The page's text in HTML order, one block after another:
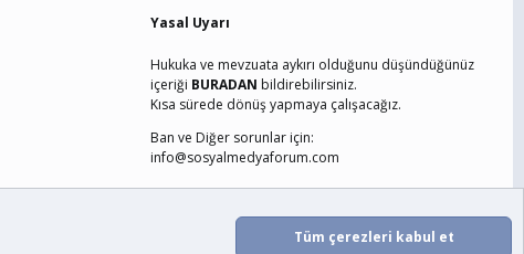
Yasal Uyarı
Hukuka ve mevzuata aykırı olduğunu düşündüğünüz
içeriği BURADAN bildirebilirsiniz.
Kısa sürede dönüş yapmaya çalışacağız.
Ban ve Diğer sorunlar için:
info@sosyalmedyaforum.com
Gizlilik Politikası Yardım Ana Sayfa
Tüm çerezleri kabul et